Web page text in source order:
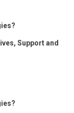
Support and